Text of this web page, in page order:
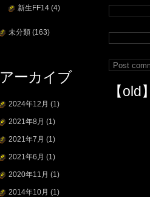
【old
新生FF14 (4)
未分類 (163)
アーカイブ
2024年12月 (1)
2021年8月 (1)
2021年7月 (1)
2021年6月 (1)
2020年11月 (1)
2014年10月 (1)